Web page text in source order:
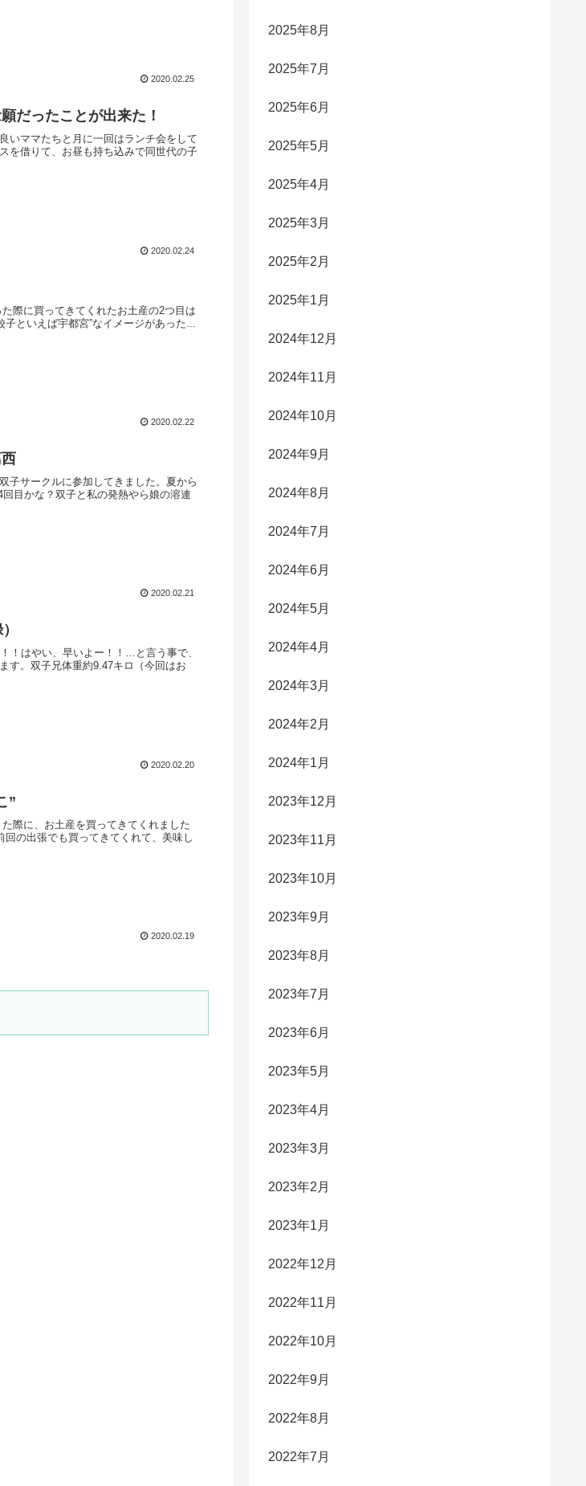
2020.02.25
だったことが出来た！
いママたちと月に一回はランチ会をして
を借りて、お昼も持ち込みで同世代の子
2020.02.24
際に買ってきてくれたお土産の2つ目は
といえば宇都宮”なイメージがあった...
2020.02.22
子サークルに参加してきました。夏から
目かな？双子と私の発熱やら娘の溶連
2020.02.21
！はやい、早いよー！！…と言う事で、
す。双子兄体重約9.47キロ（今回はお
2020.02.20
”
際に、お土産を買ってきてくれました
の出張でも買ってきてくれて、美味し
2020.02.19
2025年8月
2025年7月
2025年6月
2025年5月
2025年4月
2025年3月
2025年2月
2025年1月
2024年12月
2024年11月
2024年10月
2024年9月
2024年8月
2024年7月
2024年6月
2024年5月
2024年4月
2024年3月
2024年2月
2024年1月
2023年12月
2023年11月
2023年10月
2023年9月
2023年8月
2023年7月
2023年6月
2023年5月
2023年4月
2023年3月
2023年2月
2023年1月
2022年12月
2022年11月
2022年10月
2022年9月
2022年8月
2022年7月